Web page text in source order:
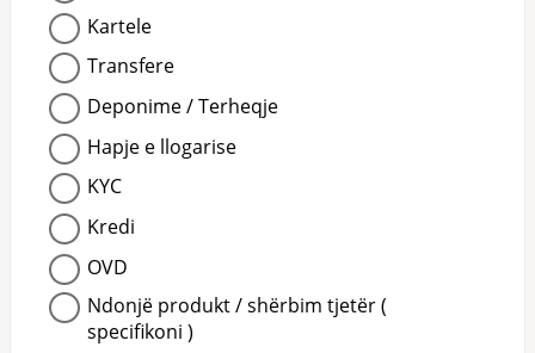
Kartele
Transfere
Deponime / Terheqje
Hapje e llogarise
KYC
Kredi
OVD
Ndonjë produkt / shërbim tjetër (
specifikoni )